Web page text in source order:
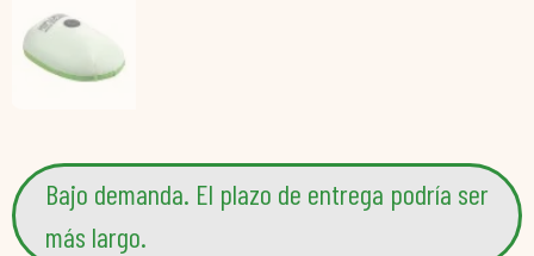
Bajo demanda. El plazo de entrega podría ser
más largo.